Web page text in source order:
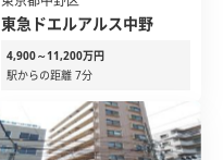
東急ドエルアルス中野
4,900～11,200万円
駅からの距離 7分